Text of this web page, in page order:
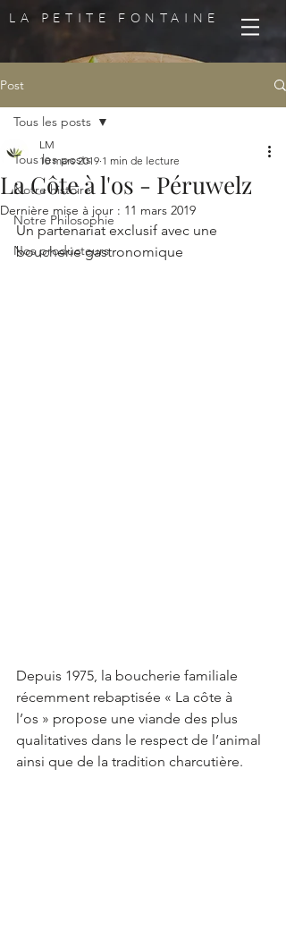
LA PETITE FONTAINE
Post
Tous les posts
Notre histoire
Notre Philosophie
Nos producteurs
Tous les posts
La Côte à l'os - Péruwelz
LM
10 mars 2019 1 min de lecture
Dernière mise à jour : 11 mars 2019
Un partenariat exclusif avec une
boucherie gastronomique
Depuis 1975, la boucherie familiale
récemment rebaptisée « La côte à
l’os » propose une viande des plus
qualitatives dans le respect de l’animal
ainsi que de la tradition charcutière.